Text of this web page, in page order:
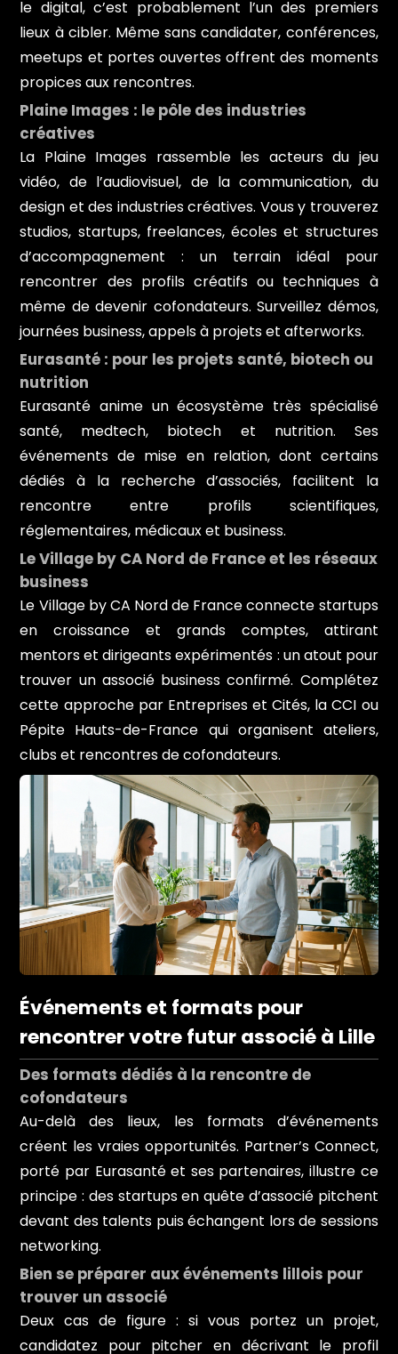
le digital, c’est probablement l’un des premiers
lieux à cibler. Même sans candidater, conférences,
meetups et portes ouvertes offrent des moments
propices aux rencontres.
Plaine Images : le pôle des industries
créatives
La Plaine Images rassemble les acteurs du jeu
vidéo, de l’audiovisuel, de la communication, du
design et des industries créatives. Vous y trouverez
studios, startups, freelances, écoles et structures
d’accompagnement : un terrain idéal pour
rencontrer des profils créatifs ou techniques à
même de devenir cofondateurs. Surveillez démos,
journées business, appels à projets et afterworks.
Eurasanté : pour les projets santé, biotech ou
nutrition
Eurasanté anime un écosystème très spécialisé
santé, medtech, biotech et nutrition. Ses
événements de mise en relation, dont certains
dédiés à la recherche d’associés, facilitent la
rencontre entre profils scientifiques,
réglementaires, médicaux et business.
Le Village by CA Nord de France et les réseaux
business
Le Village by CA Nord de France connecte startups
en croissance et grands comptes, attirant
mentors et dirigeants expérimentés : un atout pour
trouver un associé business confirmé. Complétez
cette approche par Entreprises et Cités, la CCI ou
Pépite Hauts-de-France qui organisent ateliers,
clubs et rencontres de cofondateurs.
Événements et formats pour
rencontrer votre futur associé à Lille
Des formats dédiés à la rencontre de
cofondateurs
Au-delà des lieux, les formats d’événements
créent les vraies opportunités. Partner’s Connect,
porté par Eurasanté et ses partenaires, illustre ce
principe : des startups en quête d’associé pitchent
devant des talents puis échangent lors de sessions
networking.
Bien se préparer aux événements lillois pour
trouver un associé
Deux cas de figure : si vous portez un projet,
candidatez pour pitcher en décrivant le profil